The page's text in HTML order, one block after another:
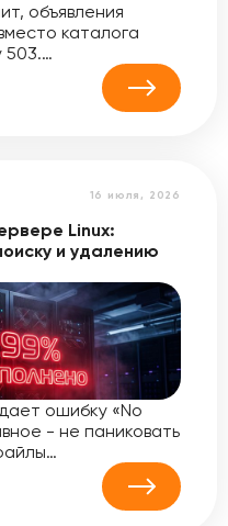
объявления
каталога
503.…
16 июля, 2026
Linux:
и удалению
ошибку «No
- не паниковать